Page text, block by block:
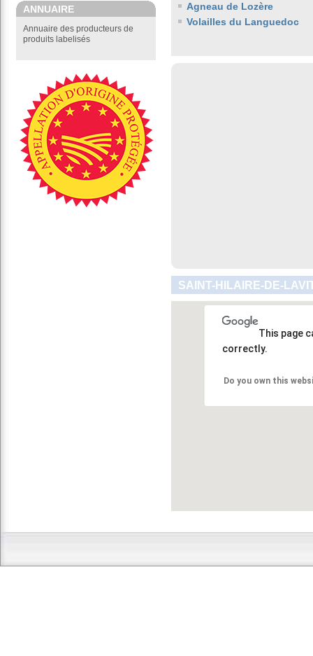
ANNUAIRE
Annuaire des producteurs de
produits labelisés
Agneau de Lozère
Volailles du Languedoc
SAINT-HILAIRE-DE-
This page
correctly.
Do you own this